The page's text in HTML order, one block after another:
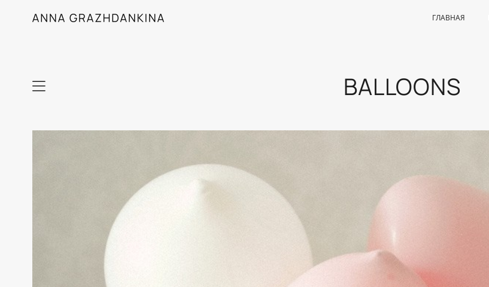
ГЛАВНАЯ
BALLOONS